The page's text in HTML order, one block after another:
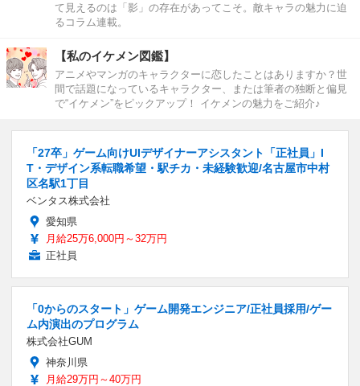
て見えるのは「影」の存在があってこそ。敵キャラの魅力に迫
るコラム連載。
【私のイケメン図鑑】
アニメやマンガのキャラクターに恋したことはありますか？世
間で話題になっているキャラクター、または筆者の独断と偏見
で“イケメン”をピックアップ！ イケメンの魅力をご紹介♪
「27卒」ゲーム向けUIデザイナーアシスタント「正社員」I
T・デザイン系転職希望・駅チカ・未経験歓迎/名古屋市中村
区名駅1丁目
ベンタス株式会社
愛知県
月給25万6,000円～32万円
正社員
「0からのスタート」ゲーム開発エンジニア/正社員採用/ゲー
ム内演出のプログラム
株式会社GUM
神奈川県
月給29万円～40万円